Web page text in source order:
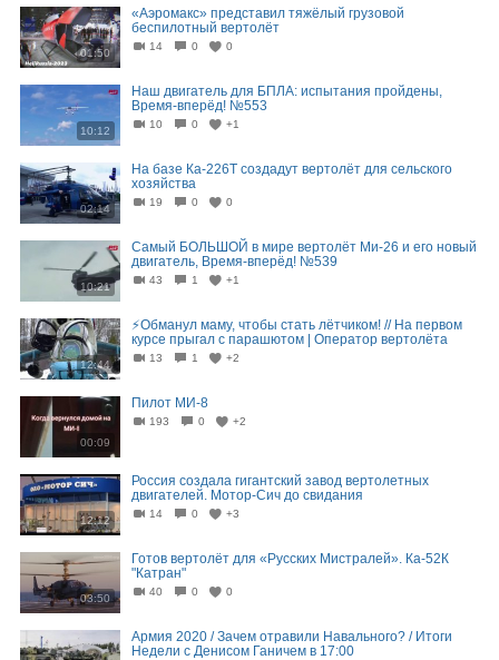
01:50
«Аэромакс» представил тяжёлый грузовой
беспилотный вертолёт
14 0 0
10:12
Наш двигатель для БПЛА: испытания пройдены,
Время-вперёд! №553
10 0 +1
02:14
На базе Ка-226Т создадут вертолёт для сельского
хозяйства
19 0 0
10:21
Самый БОЛЬШОЙ в мире вертолёт Ми-26 и его новый
двигатель, Время-вперёд! №539
43 1 +1
12:44
⚡️Обманул маму, чтобы стать лётчиком! // На первом
курсе прыгал с парашютом | Оператор вертолёта
13 1 +2
00:09
Пилот МИ-8
193 0 +2
12:12
Россия создала гигантский завод вертолетных
двигателей. Мотор-Сич до свидания
14 0 +3
03:50
Готов вертолёт для «Русских Мистралей». Ка-52К
"Катран"
40 0 0
Армия 2020 / Зачем отравили Навального? / Итоги
Недели с Денисом Ганичем в 17:00